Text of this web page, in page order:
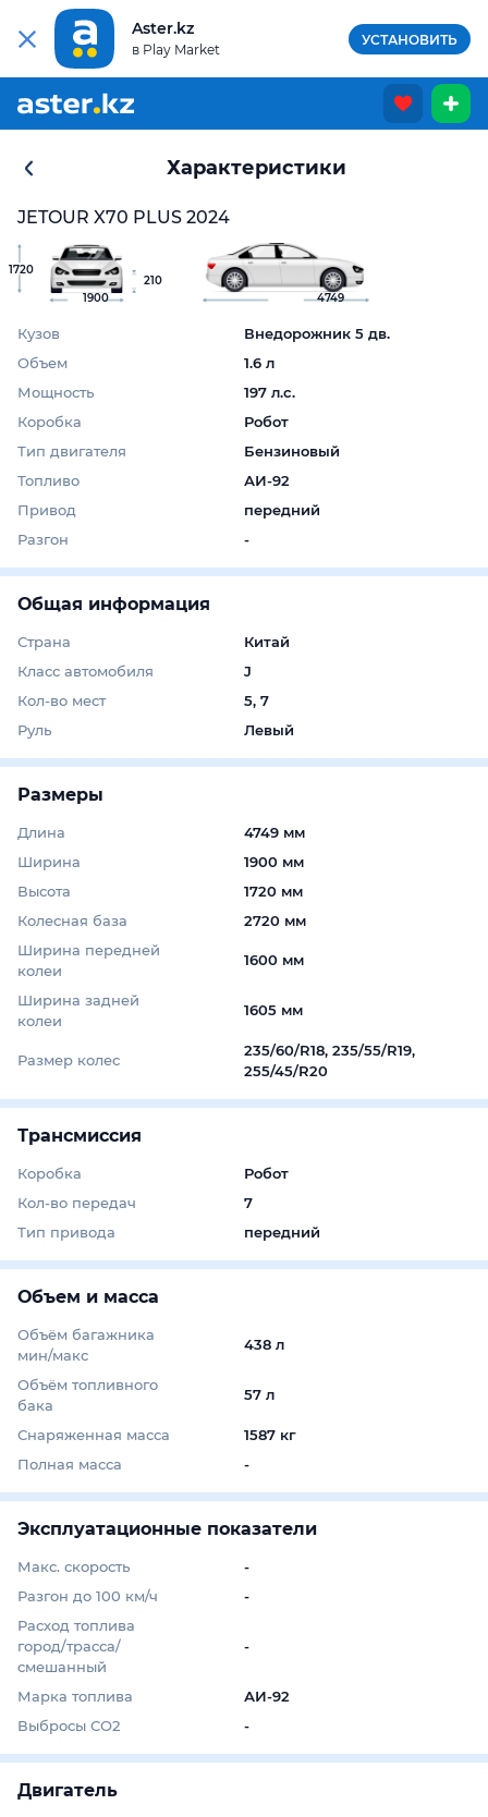
Aster.kz
в Play Market
УСТАНОВИТЬ
Характеристики
JETOUR X70 PLUS 2024
1900
1720
210
4749
Кузов
Внедорожник 5 дв.
Объем
1.6 л
Мощность
197 л.с.
Коробка
Робот
Тип двигателя
Бензиновый
Топливо
АИ-92
Привод
передний
Разгон
-
Общая информация
Страна
Китай
Класс автомобиля
J
Кол-во мест
5, 7
Руль
Левый
Размеры
Длина
4749 мм
Ширина
1900 мм
Высота
1720 мм
Колесная база
2720 мм
Ширина передней
колеи
1600 мм
Ширина задней
колеи
1605 мм
Размер колес
235/60/R18, 235/55/R19,
255/45/R20
Трансмиссия
Коробка
Робот
Кол-во передач
7
Тип привода
передний
Объем и масса
Объём багажника
мин/макс
438 л
Объём топливного
бака
57 л
Снаряженная масса
1587 кг
Полная масса
-
Эксплуатационные показатели
Макс. скорость
-
Разгон до 100 км/ч
-
Расход топлива
город/трасса/
смешанный
-
Марка топлива
АИ-92
Выбросы СО2
-
Двигатель